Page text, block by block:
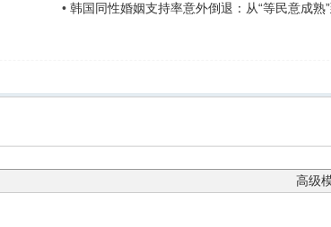
• 韩国同性婚姻支持率意外倒退：从“等民意成熟
高级